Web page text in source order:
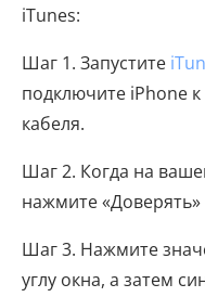
iTunes:
Шаг 1. Запустите
подключите iPhone
кабеля.
Шаг 2. Когда на
нажмите
Шаг 3. Нажмите
углу окна, а затем